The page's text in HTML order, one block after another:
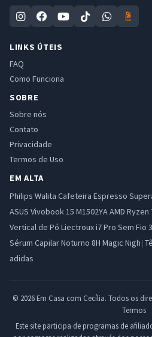
LINKS ÚTEIS
FAQ
Como Funciona
SOBRE
Sobre nós
Contato
Privacidade
Termos de Uso
EM ALTA
Philips Walita Cafeteira Espresso
ASUS Vivobook 15 M1502YA AMD Ryzen
Vertical de Pó Liectroux i7 Pro Sem Fio
Sérum Capilar Noturno 8H Magic Nigh |
adidas
© 2026 Em Casa com Cecília. Todos os
Termos
Este site participa de programas de